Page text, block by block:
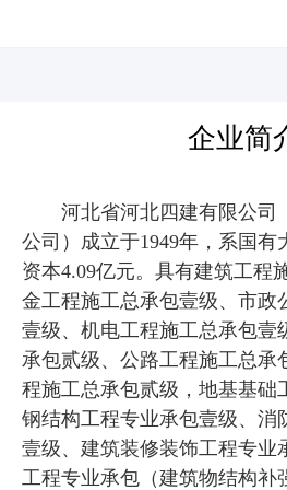
企业简
河北省河北四建有限公司
公司）成立于1949年，系国有
资本4.09亿元。具有建筑工程
金工程施工总承包壹级、市政
壹级、机电工程施工总承包壹
承包贰级、公路工程施工总承
程施工总承包贰级，地基基础
钢结构工程专业承包壹级、消
壹级、建筑装修装饰工程专业
工程专业承包（建筑物结构补